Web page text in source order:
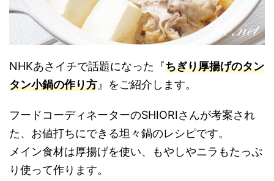
NHKあさイチで話題になった『ちぎり厚揚げのタン
タン小鍋の作り方』をご紹介します。
フードコーディネーターのSHIORIさんが考案され
た、お値打ちにできる坦々鍋のレシピです。
メイン食材は厚揚げを使い、もやしやニラもたっぷ
り使って作ります。